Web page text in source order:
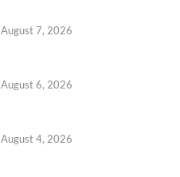
August 7, 2026
August 6, 2026
August 4, 2026